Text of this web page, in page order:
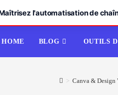
l'automatisation de
HOME BLOG OUTILS
> Canva & Design